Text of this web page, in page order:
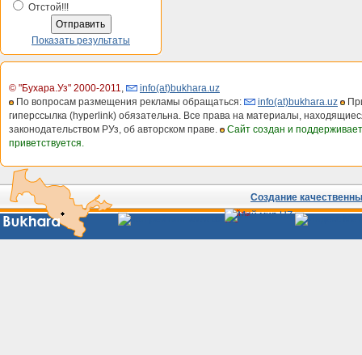
Отстой!!!
Показать результаты
© "Бухара.Уз" 2000-2011,
info(at)bukhara.uz
По вопросам размещения рекламы обращаться:
info(at)bukhara.uz
гиперссылка (hyperlink) обязательна. Все права на материалы,
законодательством РУз, об авторском праве.
Сайт создан и
приветствуется.
Создание
Сайты
Узбекистана